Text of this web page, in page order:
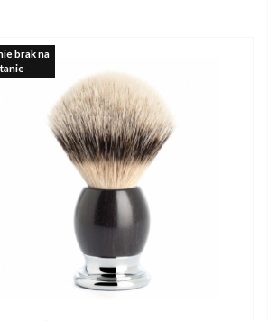
brak na